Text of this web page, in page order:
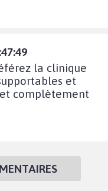
la clinique
et
complètement